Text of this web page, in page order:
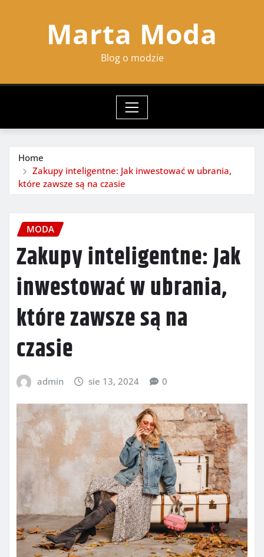
Marta Moda
Blog o modzie
Home
Zakupy inteligentne: Jak inwestować w ubrania,
które zawsze są na czasie
MODA
Zakupy inteligentne: Jak
inwestować w ubrania,
które zawsze są na
czasie
admin sie 13, 2024 0